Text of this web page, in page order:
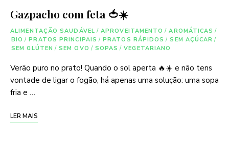
Gazpacho com feta 🍅☀️
ALIMENTAÇÃO SAUDÁVEL / APROVEITAMENTO / AROMÁTICAS /
BIO / PRATOS PRINCIPAIS / PRATOS RÁPIDOS / SEM AÇÚCAR /
SEM GLÚTEN / SEM OVO / SOPAS / VEGETARIANO
Verão puro no prato! Quando o sol aperta 🔥☀️ e não tens
vontade de ligar o fogão, há apenas uma solução: uma sopa
fria e …
LER MAIS